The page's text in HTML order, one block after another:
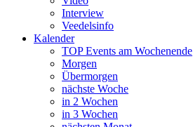
Interview
Veedelsinfo
Kalender
TOP Events am Wochenende
Morgen
Übermorgen
nächste Woche
in 2 Wochen
in 3 Wochen